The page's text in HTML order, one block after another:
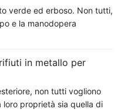
verde ed erboso. Non tutti,
e la manodopera
in metallo per
non tutti vogliono
loro proprietà sia quella di